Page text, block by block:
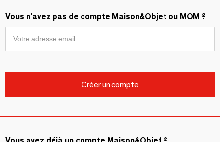
Vous n'avez pas de compte Maison&Objet ou MOM ?